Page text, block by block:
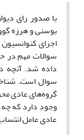
با صدور رای
اجرای
سوالات مهم در
داده شد. آنچه
سوال است.
گروه‌های عادی
وجود دارد که
عادی عامل